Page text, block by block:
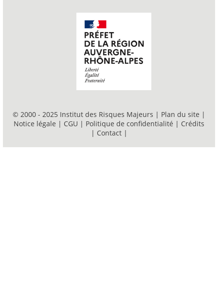
© 2000 - 2025 Institut des Risques Majeurs | Plan du site |
Notice légale | CGU | Politique de confidentialité | Crédits
| Contact |